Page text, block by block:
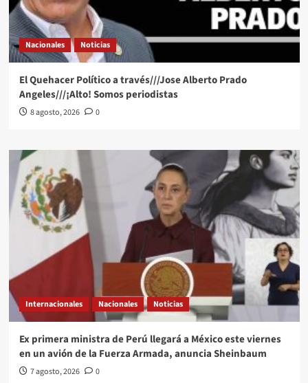
Nacionales Noticias
El Quehacer Político a través///Jose Alberto Prado
Angeles///¡Alto! Somos periodistas
8 agosto, 2026 0
Internacionales Nacionales Noticias
Ex primera ministra de Perú llegará a México este viernes
en un avión de la Fuerza Armada, anuncia Sheinbaum
7 agosto, 2026 0